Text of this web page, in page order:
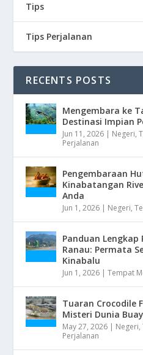
Tips
Tips Perjalanan
RECENTS POSTS
Mengembara ke
Destinasi Impian
Jun 11, 2026 | Negeri,
Perjalanan
Pengembaraan
Kinabatangan
Anda
Jun 1, 2026 | Negeri,
Panduan Lengkap
Ranau: Permata
Kinabalu
Jun 1, 2026 |Tempat
Tuaran Crocodile
Misteri Dunia
May 27, 2026 | Negeri,
Perjalanan